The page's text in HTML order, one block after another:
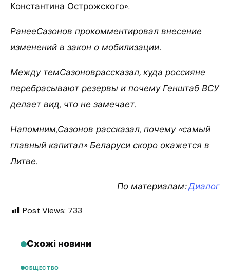
Константина Острожского».
РанееСазонов прокомментировал внесение
изменений в закон о мобилизации.
Между темСазоноврассказал, куда россияне
перебрасывают резервы и почему Генштаб ВСУ
делает вид, что не замечает.
Напомним,Сазонов рассказал, почему «самый
главный капитал» Беларуси скоро окажется в
Литве.
По материалам:Диалог
Post Views: 733
Схожі новини
ОБЩЕСТВО